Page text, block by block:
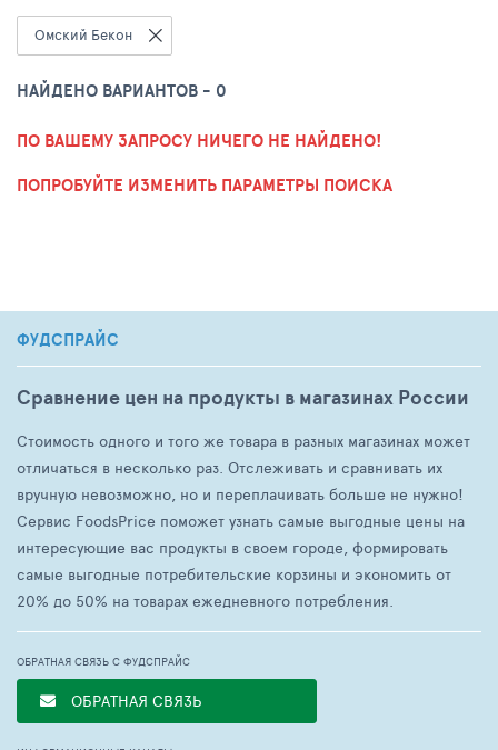
Омский Бекон
НАЙДЕНО ВАРИАНТОВ - 0
ПО ВАШЕМУ ЗАПРОСУ НИЧЕГО НЕ НАЙДЕНО!
ПОПРОБУЙТЕ ИЗМЕНИТЬ ПАРАМЕТРЫ ПОИСКА
ФУДСПРАЙС
Сравнение цен на продукты в магазинах России
Стоимость одного и того же товара в разных магазинах может
отличаться в несколько раз. Отслеживать и сравнивать их
вручную невозможно, но и переплачивать больше не нужно!
Сервис FoodsPrice поможет узнать самые выгодные цены на
интересующие вас продукты в своем городе, формировать
самые выгодные потребительские корзины и экономить от
20% до 50% на товарах ежедневного потребления.
ОБРАТНАЯ СВЯЗЬ С ФУДСПРАЙС
ОБРАТНАЯ СВЯЗЬ